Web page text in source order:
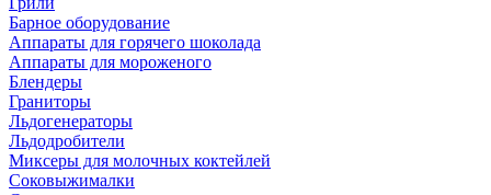
Барное оборудование
Аппараты для горячего шоколада
Аппараты для мороженого
Блендеры
Граниторы
Льдогенераторы
Льдодробители
Миксеры для молочных коктейлей
Соковыжималки